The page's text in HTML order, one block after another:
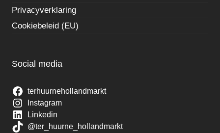
Privacyverklaring
Cookiebeleid (EU)
Social media
terhuurnehollandmarkt
Instagram
Linkedin
@ter_huurne_hollandmarkt